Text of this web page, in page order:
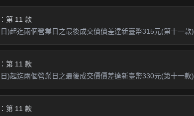
第 11 款
)起迄兩個營業日之最後成交價價差達新臺幣315元(第十一款)
第 11 款
)起迄兩個營業日之最後成交價價差達新臺幣330元(第十一款)
第 11 款